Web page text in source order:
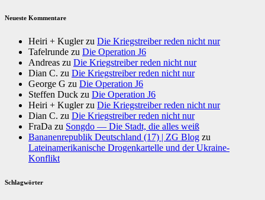
Neueste Kommentare
Heiri + Kuglerzu Die Kriegstreiber reden nicht nur
Tafelrunde zu Die Operation J6
Andreas zu Die Kriegstreiber reden nicht nur
Dian C. zu Die Kriegstreiber reden nicht nur
George G zu Die Operation J6
Steffen Duck zu Die Operation J6
Heiri + Kuglerzu Die Kriegstreiber reden nicht nur
Dian C. zu Die Kriegstreiber reden nicht nur
FraDa zu Songdo — Die Stadt, die alles weiß
Bananenrepublik Deutschland (17) | ZG Blog zu
Lateinamerikanische Drogenkartelle und der Ukraine-
Konflikt
Schlagwörter